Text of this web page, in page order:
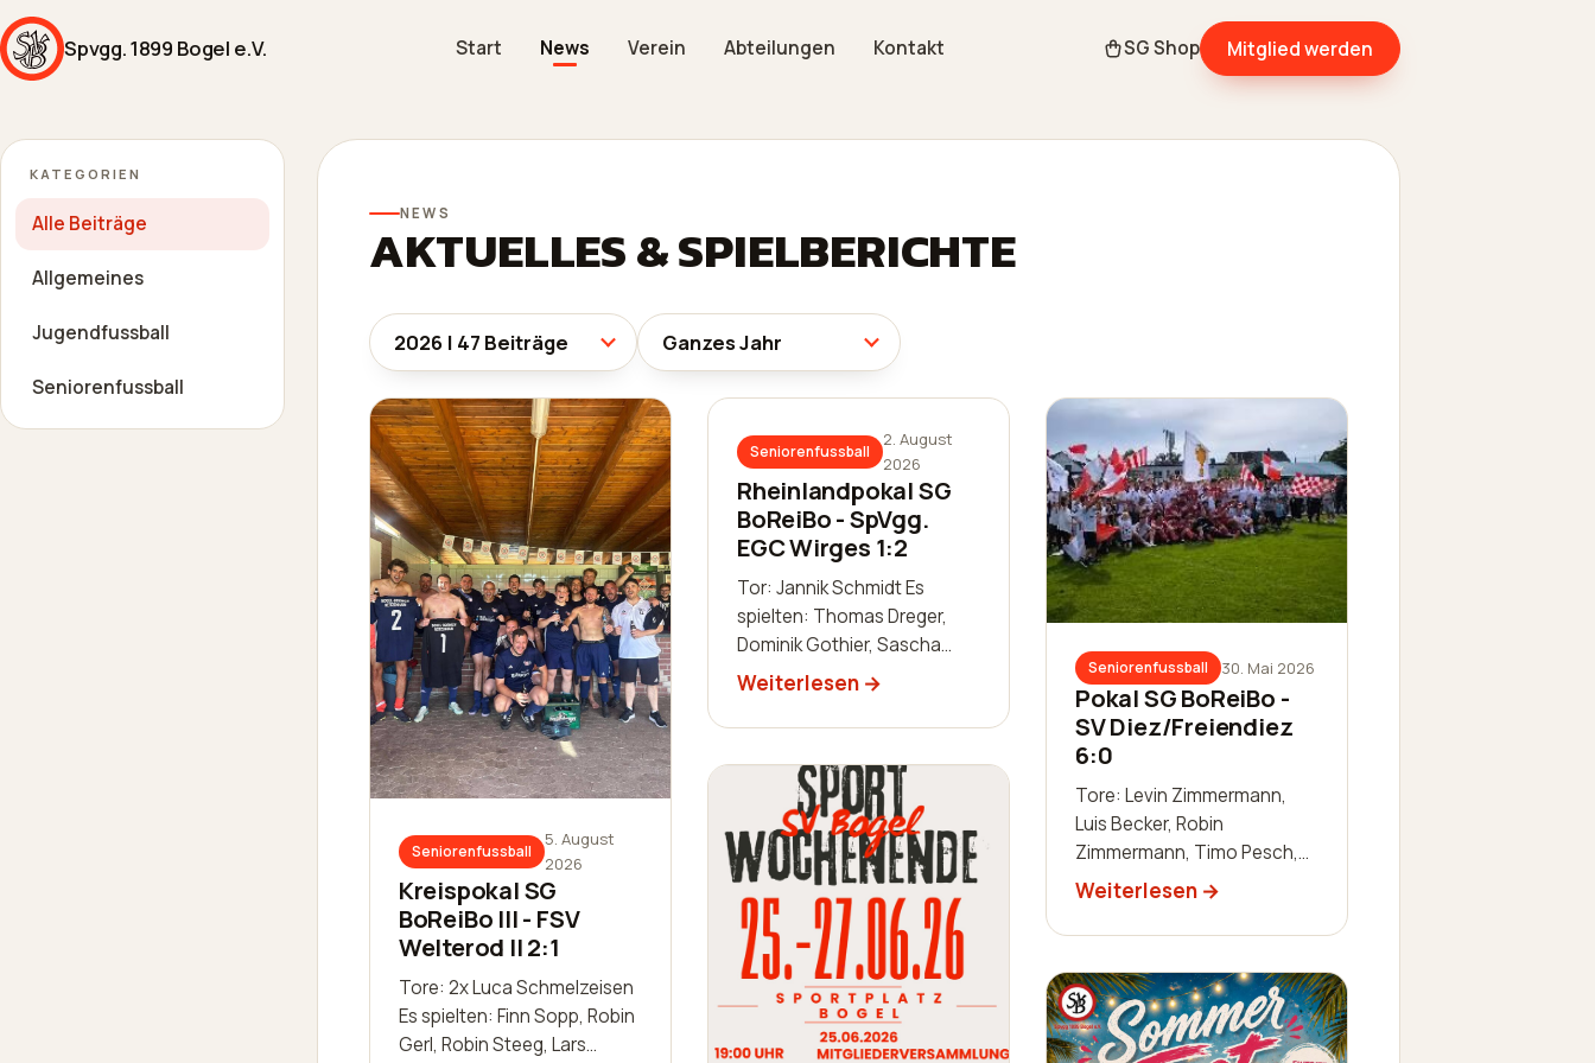
Spvgg. 1899 Bogel e.V. Start News Verein Abteilungen Kontakt SG Shop Mitglied werden
KATEGORIEN
Alle Beiträge
Allgemeines
Jugendfussball
Seniorenfussball
NEWS
AKTUELLES & SPIELBERICHTE
Seniorenfussball
5. August
2026
Kreispokal SG
BoReiBo III - FSV
Welterod II 2:1
Tore: 2x Luca Schmelzeisen
Es spielten: Finn Sopp, Robin
Gerl, Robin Steeg, Lars
Seniorenfussball
2. August
2026
Rheinlandpokal SG
BoReiBo - SpVgg.
EGC Wirges 1:2
Tor: Jannik Schmidt Es
spielten: Thomas Dreger,
Dominik Gothier, Sascha
Schaab-Lorch, William Huth,
Zimmermann, Julien
Leidinger, Jannik Schm…
Weiterlesen
Seniorenfussball 30. Mai 2026
Pokal SG BoReiBo -
SV Diez/Freiendiez
6:0
Tore: Levin Zimmermann,
Luis Becker, Robin
Zimmermann, Timo Pesch,
Justin Frank, Nicolas Kurth Es
Andre Dillenberger, Sascha
Schaab-Lor…
Weiterlesen